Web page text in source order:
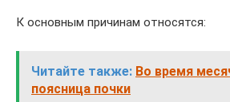
К основным причинам относятся:
Читайте также: Во время
поясница почки